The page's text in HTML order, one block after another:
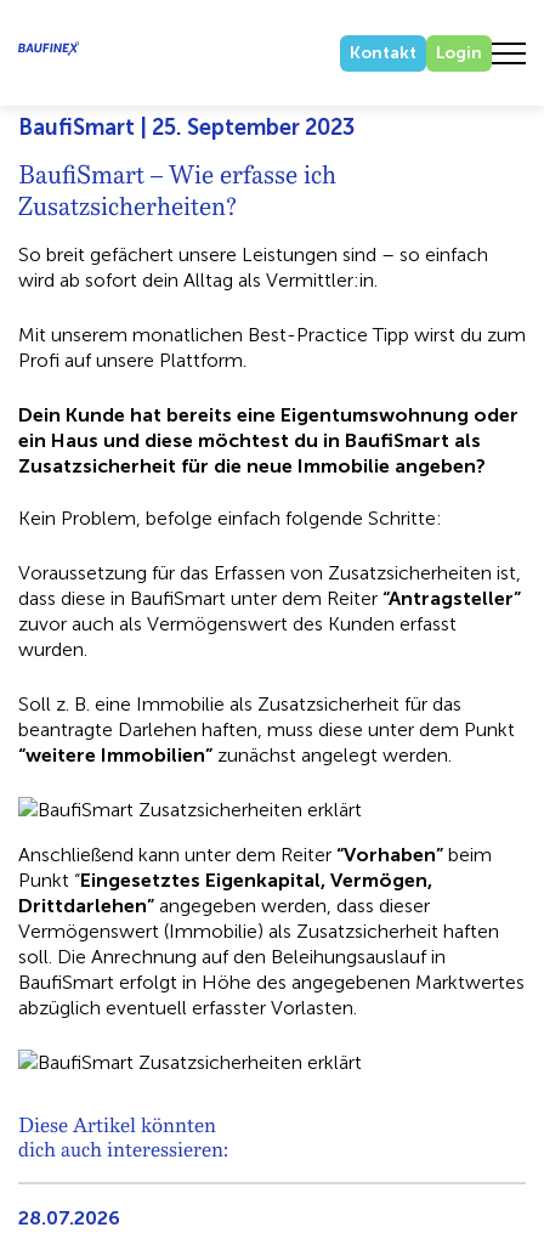
Kontakt Login
BaufiSmart | 25. September 2023
BaufiSmart – Wie erfasse ich
Zusatzsicherheiten?
So breit gefächert unsere Leistungen sind – so einfach
wird ab sofort dein Alltag als Vermittler:in.
Mit unserem monatlichen Best-Practice Tipp wirst du zum
Profi auf unsere Plattform.
Dein Kunde hat bereits eine Eigentumswohnung oder
ein Haus und diese möchtest du in BaufiSmart als
Zusatzsicherheit für die neue Immobilie angeben?
Kein Problem, befolge einfach folgende Schritte:
Voraussetzung für das Erfassen von Zusatzsicherheiten ist,
dass diese in BaufiSmart unter dem Reiter “Antragsteller”
zuvor auch als Vermögenswert des Kunden erfasst
wurden.
Soll z. B. eine Immobilie als Zusatzsicherheit für das
beantragte Darlehen haften, muss diese unter dem Punkt
“weitere Immobilien” zunächst angelegt werden.
Anschließend kann unter dem Reiter “Vorhaben” beim
Punkt “Eingesetztes Eigenkapital, Vermögen,
Drittdarlehen” angegeben werden, dass dieser
Vermögenswert (Immobilie) als Zusatzsicherheit haften
soll. Die Anrechnung auf den Beleihungsauslauf in
BaufiSmart erfolgt in Höhe des angegebenen Marktwertes
abzüglich eventuell erfasster Vorlasten.
Diese Artikel könnten
dich auch interessieren:
28.07.2026